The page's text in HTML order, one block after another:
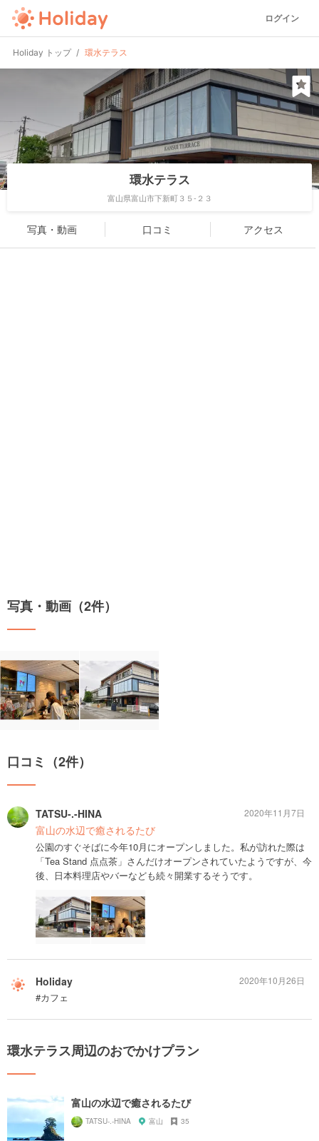
ログイン
Holiday トップ 環水テラス
環水テラス
富山県富山市下新町３５-２３
写真・動画 口コミ アクセス
写真・動画（2件）
口コミ（2件）
TATSU-.-HINA
富山の水辺で癒されるたび
公園のすぐそばに今年10月にオープンしました。私が訪れた際は
「Tea Stand 点点茶」さんだけオープンされていたようですが、今
後、日本料理店やバーなども続々開業するそうです。
2020年11月7日
Holiday
#カフェ
2020年10月26日
環水テラス周辺のおでかけプラン
富山の水辺で癒されるたび
TATSU-.-HINA 富山 35